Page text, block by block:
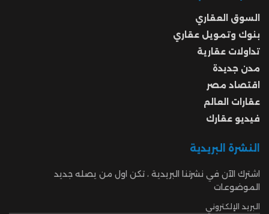
السوق العقاري
بنوك وتمويل عقاري
تداولات عقارية
مدن جديدة
اقتصاد مصر
عقارات العالم
فيديو عقارك
النشرة البريدية
اشترك الآن في نشرتنا البريدية ، تكن اول من يصله جديد
الموضوعات
البريد الإلكتروني